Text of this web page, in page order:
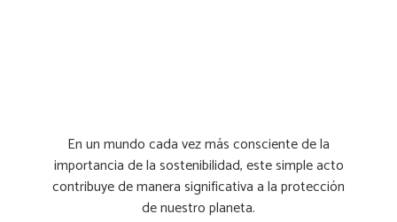
En un mundo cada vez más consciente de la
importancia de la sostenibilidad, este simple acto
contribuye de manera significativa a la protección
de nuestro planeta.